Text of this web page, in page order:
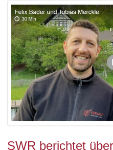
SWR berichtet